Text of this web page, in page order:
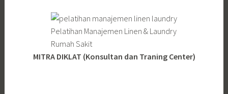
Pelatihan Manajemen Linen & Laundry
Rumah Sakit
MITRA DIKLAT (Konsultan dan Traning Center)